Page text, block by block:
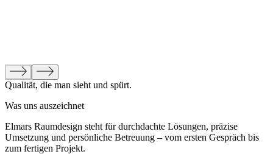
Qualität, die man sieht und spürt.
Was uns auszeichnet
Elmars Raumdesign steht für durchdachte Lösungen, präzise
Umsetzung und persönliche Betreuung – vom ersten Gespräch bis
zum fertigen Projekt.